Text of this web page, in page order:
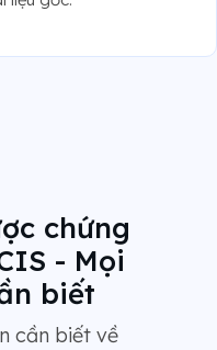
chứng
- Mọi
biết
cần biết về